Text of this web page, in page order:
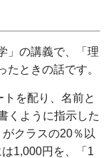
」の講義で、「理
ときの話です。
を配り、名前と
くように指示した
クラスの20％以
1,000円を、「1